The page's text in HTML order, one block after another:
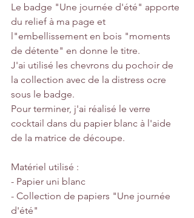
Le badge "Une journée d'été" apporte
du relief à ma page et
l"embellissement en bois "moments
de détente" en donne le titre.
J'ai utilisé les chevrons du pochoir de
la collection avec de la distress ocre
sous le badge.
Pour terminer, j'ai réalisé le verre
cocktail dans du papier blanc à l'aide
de la matrice de découpe.
Matériel utilisé :
- Papier uni blanc
- Collection de papiers "Une journée
d'été"